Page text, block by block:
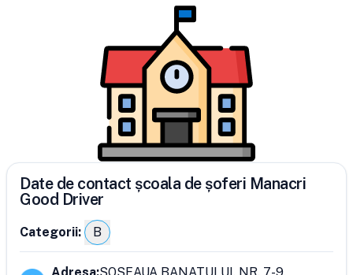
Date de contact școala de șoferi Manacri
Good Driver
Categorii: B